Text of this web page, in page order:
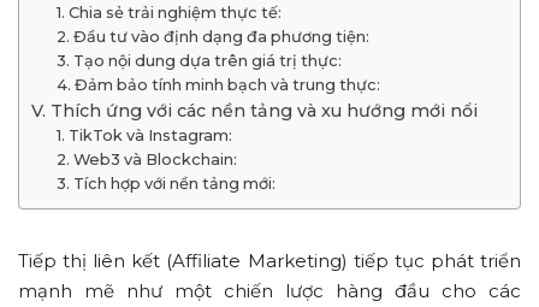
Tiếp thị liên kết (Affiliate Marketing) tiếp tục phát triển
mạnh mẽ như một chiến lược hàng đầu cho các
1. Chia sẻ trải nghiệm thực tế:
2. Đầu tư vào định dạng đa phương tiện:
3. Tạo nội dung dựa trên giá trị thực:
4. Đảm bảo tính minh bạch và trung thực:
V. Thích ứng với các nền tảng và xu hướng mới nổi
1. TikTok và Instagram:
2. Web3 và Blockchain:
3. Tích hợp với nền tảng mới: